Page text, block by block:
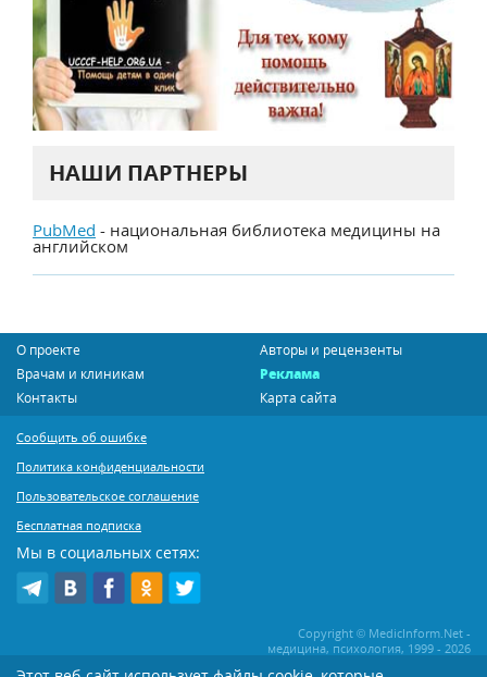
НАШИ ПАРТНЕРЫ
PubMed - национальная библиотека медицины на
английском
О проекте
Авторы и рецензенты
Врачам и клиникам
Реклама
Контакты
Карта сайта
Сообщить об ошибке
Политика конфиденциальности
Пользовательское соглашение
Бесплатная подписка
Мы в социальных сетях:
Copyright © MedicInform.Net -
медицина, психология, 1999 - 2026